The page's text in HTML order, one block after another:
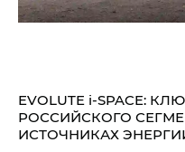
EVOLUTE i‑SPACE:
РОССИЙСКОГО
ИСТОЧНИКАХ